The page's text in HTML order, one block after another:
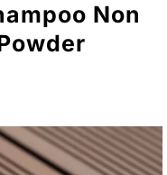
Non